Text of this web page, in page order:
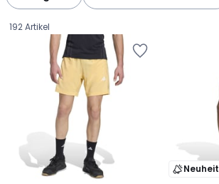
192 Artikel
Neuheit